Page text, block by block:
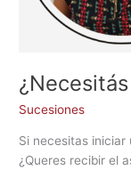
Sucesiones
Si necesitas iniciar
¿Queres recibir el